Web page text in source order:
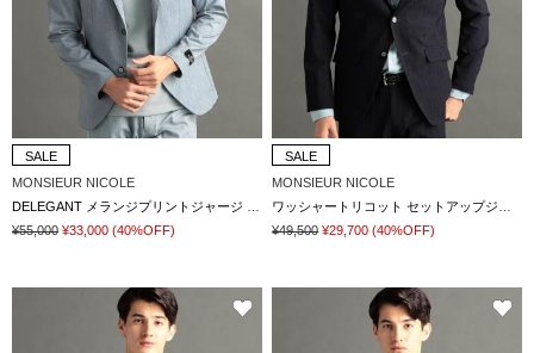
SALE
MONSIEUR NICOLE
¥55,000 ¥33,000 (40%OFF)
SALE
MONSIEUR NICOLE
¥49,500 ¥29,700 (40%OFF)